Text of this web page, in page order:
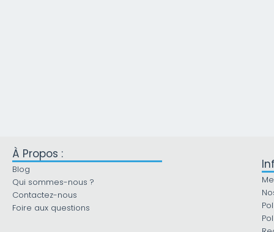
À Propos :
Blog
Qui sommes-nous ?
Contactez-nous
Foire aux questions